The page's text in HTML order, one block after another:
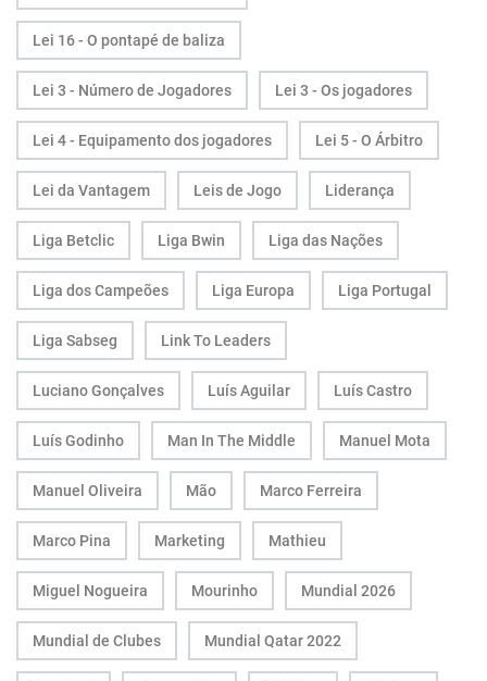
Lei 16 - O pontapé de baliza
Lei 3 - Número de Jogadores Lei 3 - Os jogadores
Lei 4 - Equipamento dos jogadores Lei 5 - O Árbitro
Lei da Vantagem Leis de Jogo Liderança
Liga Betclic Liga Bwin Liga das Nações
Liga dos Campeões Liga Europa Liga Portugal
Liga Sabseg Link To Leaders
Luciano Gonçalves Luís Aguilar Luís Castro
Luís Godinho Man In The Middle Manuel Mota
Manuel Oliveira Mão Marco Ferreira
Marco Pina Marketing Mathieu
Miguel Nogueira Mourinho Mundial 2026
Mundial de Clubes Mundial Qatar 2022